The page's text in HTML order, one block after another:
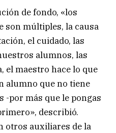
de fondo, «los
son múltiples, la causa
el cuidado, las
alumnos, las
el maestro hace lo que
alumno que no tiene
-por más que le pongas
describió.
otros auxiliares de la